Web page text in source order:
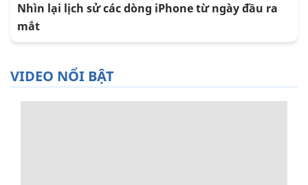
Nhìn lại lịch sử các dòng iPhone từ ngày đầu ra
mắt
VIDEO NỔI BẬT